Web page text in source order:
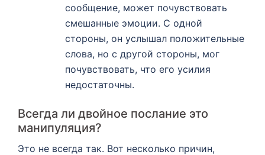
сообщение, может почувствовать
смешанные эмоции. С одной
стороны, он услышал положительные
слова, но с другой стороны, мог
почувствовать, что его усилия
недостаточны.
Всегда ли двойное послание это
манипуляция?
Это не всегда так. Вот несколько причин,